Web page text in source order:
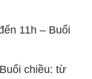
11h – Buổi
chiều: từ